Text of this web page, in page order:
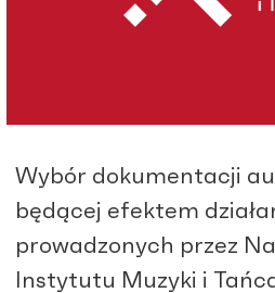
Wybór dokumentacji
będącej efektem
prowadzonych przez
Instytutu Muzyki i